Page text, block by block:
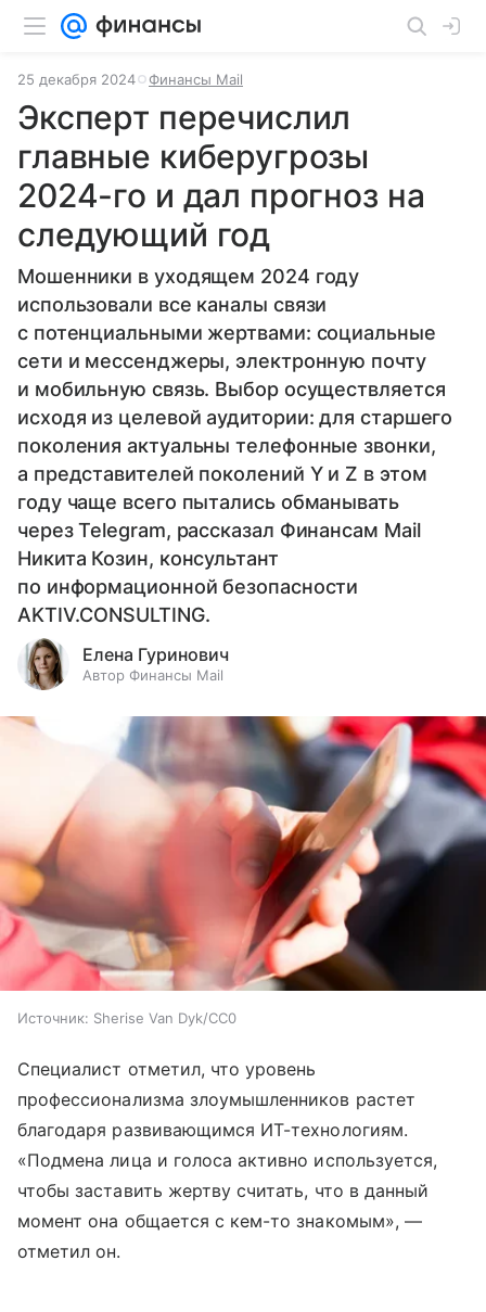
25 декабря 2024 Финансы Mail
Эксперт перечислил
главные киберугрозы
2024-го и дал прогноз на
следующий год
Мошенники в уходящем 2024 году
использовали все каналы связи
с потенциальными жертвами: социальные
сети и мессенджеры, электронную почту
и мобильную связь. Выбор осуществляется
исходя из целевой аудитории: для старшего
поколения актуальны телефонные звонки,
а представителей поколений Y и Z в этом
году чаще всего пытались обманывать
через Telegram, рассказал Финансам Mail
Никита Козин, консультант
по информационной безопасности
AKTIV.CONSULTING.
Елена Гуринович
Автор Финансы Mail
Источник: Sherise Van Dyk/CC0
Специалист отметил, что уровень
профессионализма злоумышленников растет
благодаря развивающимся ИТ-технологиям.
«Подмена лица и голоса активно используется,
чтобы заставить жертву считать, что в данный
момент она общается с кем-то знакомым», —
отметил он.